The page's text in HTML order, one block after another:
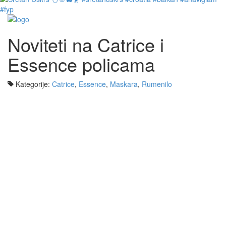
Noviteti na Catrice i
Essence policama
Kategorije: Catrice, Essence, Maskara, Rumenilo